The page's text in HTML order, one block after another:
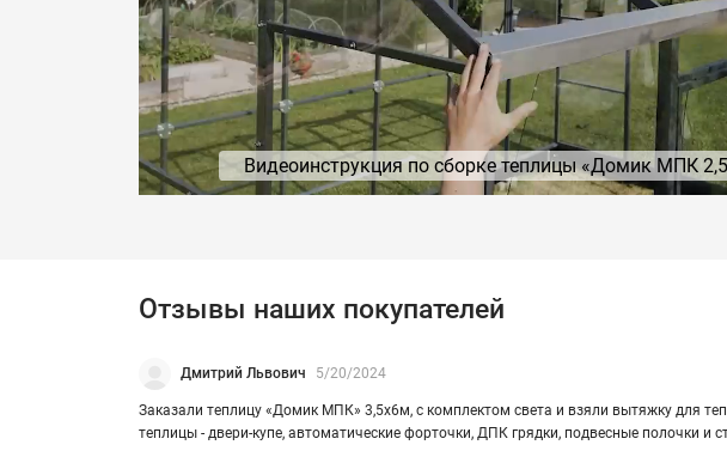
Видеоинструкция по сборке теплицы «Домик МПК
Отзывы наших покупателей
Дмитрий Львович 5/20/2024
За­ка­за­ли теп­ли­цу «Домик МПК» 3,5х6м, с ком­плек­том света и взяли вы­тяж­ку для
теп­ли­цы - двери-​купе, ав­то­ма­ти­че­ские фор­точ­ки, ДПК гряд­ки, под­вес­ные по­лоч­ки